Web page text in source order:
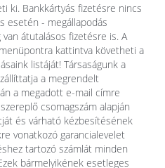
ki. Bankkártyás fizetésre nincs
esetén - megállapodás
átutalásos fizetésre is. A
kattintva követheti a
listáját! Társaságunk a
a megrendelt
a megadott e-mail címre
csomagszám alapján
és várható kézbesítésének
vonatkozó garancialevelet
tartozó számlát minden
bármelyikének esetleges